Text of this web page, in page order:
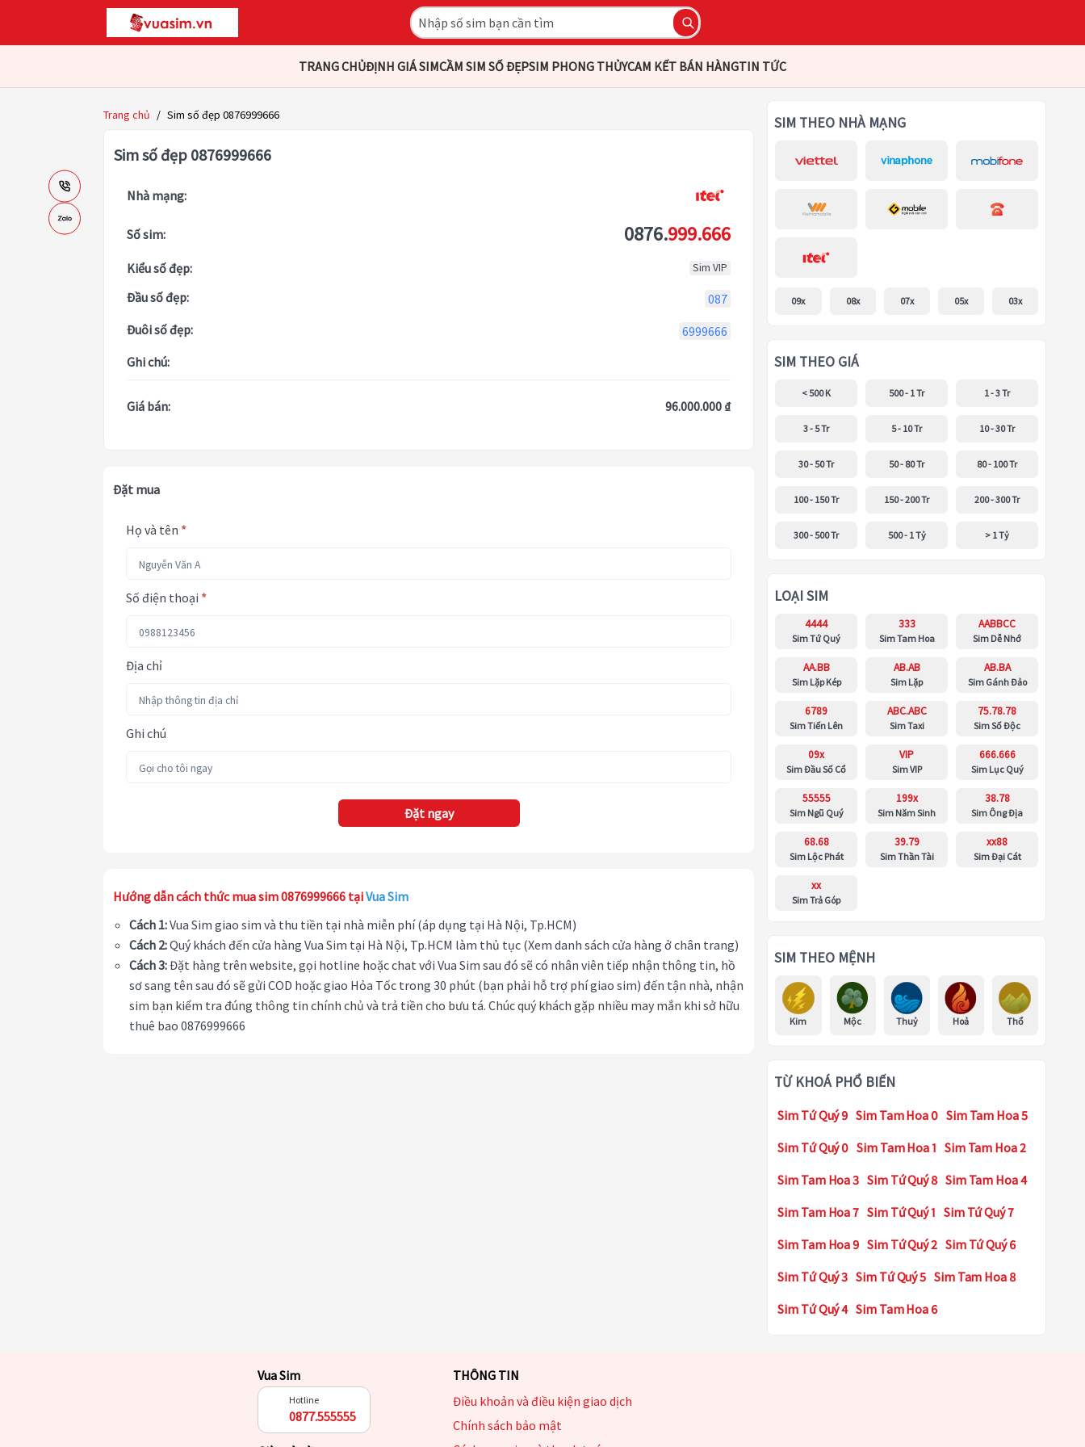
TRANG CHỦĐỊNH GIÁ SIMCẦM SIM SỐ ĐẸPSIM PHONG THỦYCAM KẾT BÁN HÀNGTIN TỨC
Trang chủ / Sim số đẹp 0876999666
Sim số đẹp 0876999666
Nhà mạng:
Số sim: 0876.999.666
Kiểu số đẹp: Sim VIP
Đầu số đẹp:
087
Đuôi số đẹp:
6999666
Ghi chú:
Giá bán: 96.000.000 ₫
Đặt mua
Họ và tên *
Số điện thoại *
Địa chỉ
Ghi chú
Đặt ngay
Hướng dẫn cách thức mua sim 0876999666 tạiVua Sim
Cách 1:Vua Sim giao sim và thu tiền tại nhà miễn phí (áp dụng tại Hà Nội, Tp.HCM)
Cách 2:Quý khách đến cửa hàng Vua Sim tại Hà Nội, Tp.HCM làm thủ tục (Xem danh sách cửa hàng ở chân trang)
Cách 3:Đặt hàng trên website, gọi hotline hoặc chat với Vua Sim sau đó sẽ có nhân viên tiếp nhận thông tin, hồ
sơ sang tên sau đó sẽ gửi COD hoặc giao Hỏa Tốc trong 30 phút (bạn phải hỗ trợ phí giao sim) đến tận nhà, nhận
sim bạn kiểm tra đúng thông tin chính chủ và trả tiền cho bưu tá. Chúc quý khách gặp nhiều may mắn khi sở hữu
thuê bao 0876999666
SIM THEO NHÀ MẠNG
09x 08x 07x 05x 03x
SIM THEO GIÁ
< 500 K 500 - 1 Tr 1 - 3 Tr
3 - 5 Tr 5 - 10 Tr 10 - 30 Tr
30 - 50 Tr 50 - 80 Tr 80 - 100 Tr
100 - 150 Tr 150 - 200 Tr 200 - 300 Tr
300 - 500 Tr 500 - 1 Tỷ > 1 Tỷ
LOẠI SIM
4444
Sim Tứ Quý
333
Sim Tam Hoa
AABBCC
Sim Dễ Nhớ
AA.BB
Sim Lặp Kép
AB.AB
Sim Lặp
AB.BA
Sim Gánh Đảo
6789
Sim Tiến Lên
ABC.ABC
Sim Taxi
75.78.78
Sim Số Độc
09x
Sim Đầu Số Cổ
VIP
Sim VIP
666.666
Sim Lục Quý
55555
Sim Ngũ Quý
199x
Sim Năm Sinh
38.78
Sim Ông Địa
68.68
Sim Lộc Phát
39.79
Sim Thần Tài
xx88
Sim Đại Cát
xx
Sim Trả Góp
SIM THEO MỆNH
Kim Mộc Thuỷ Hoả Thổ
TỪ KHOÁ PHỔ BIẾN
Sim Tứ Quý 9 Sim Tam Hoa 0 Sim Tam Hoa 5
Sim Tứ Quý 0 Sim Tam Hoa 1 Sim Tam Hoa 2
Sim Tam Hoa 3 Sim Tứ Quý 8 Sim Tam Hoa 4
Sim Tam Hoa 7 Sim Tứ Quý 1 Sim Tứ Quý 7
Sim Tam Hoa 9 Sim Tứ Quý 2 Sim Tứ Quý 6
Sim Tứ Quý 3 Sim Tứ Quý 5 Sim Tam Hoa 8
Sim Tứ Quý 4 Sim Tam Hoa 6
Vua Sim
Hotline
0877.555555
THÔNG TIN
Điều khoản và điều kiện giao dịch
Chính sách bảo mật